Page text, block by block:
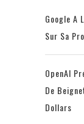
Google A
Sur Sa
OpenAI
De
Dollars